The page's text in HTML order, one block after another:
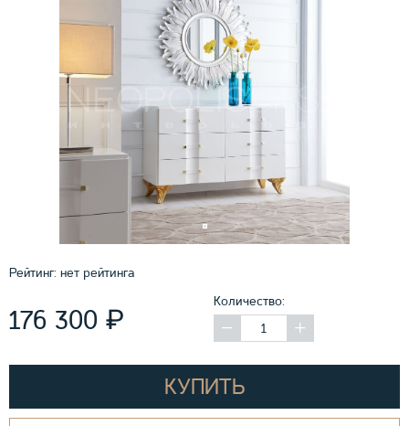
Рейтинг: нет рейтинга
176 300 ₽
Количество:
КУПИТЬ